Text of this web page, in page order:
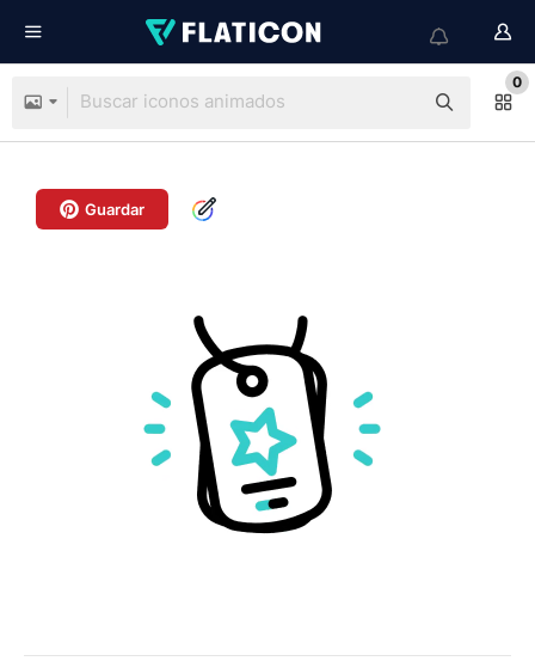
0
Guardar